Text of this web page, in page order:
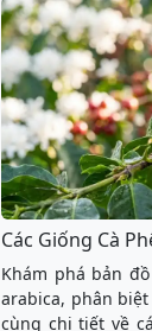
Các Giống Cà
Khám phá bản
arabica, phân
cùng chi tiết về